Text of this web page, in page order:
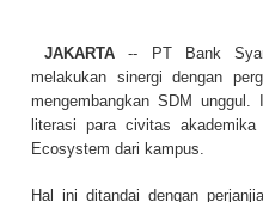
JAKARTA -- PT Bank
melakukan sinergi dengan
mengembangkan SDM
literasi para civitas
Ecosystem dari kampus.
Hal ini ditandai dengan